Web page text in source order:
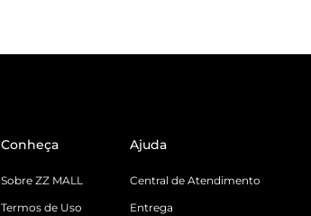
Conheça
Sobre ZZ MALL
Termos de Uso
Ajuda
Central de Atendimento
Entrega